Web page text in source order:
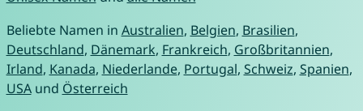
Beliebte Namen in Australien, Belgien, Brasilien,
Deutschland, Dänemark, Frankreich, Großbritannien,
Irland, Kanada, Niederlande, Portugal, Schweiz, Spanien,
USAund Österreich